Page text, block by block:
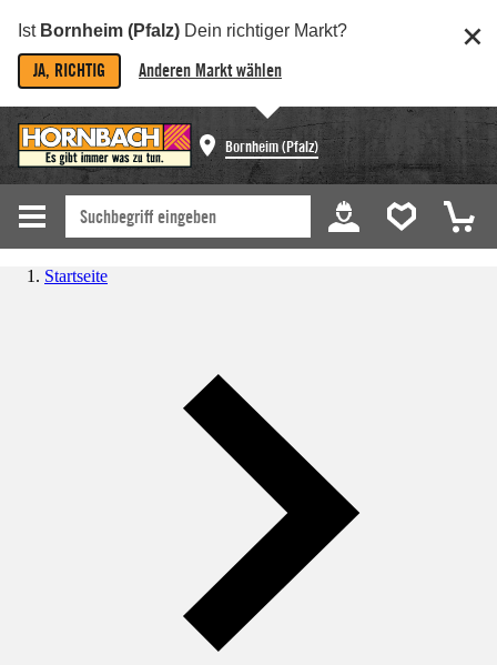
Ist Bornheim (Pfalz) Dein richtiger Markt?
JA, RICHTIG Anderen Markt wählen
Bornheim (Pfalz)
Startseite